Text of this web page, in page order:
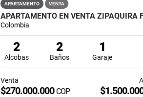
APARTAMENTO VENTA
Colombia
2
Alcobas
2
Baños
1
Garaje
Venta
$270.000.000 COP